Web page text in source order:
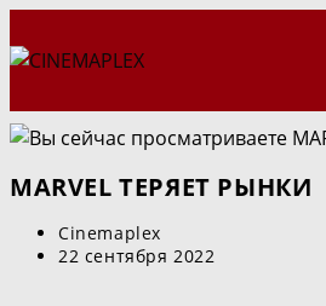
к
MARVEL ТЕРЯЕТ РЫНКИ
Автор
записи:
Cinemaplex
Запись
22 сентября 2022